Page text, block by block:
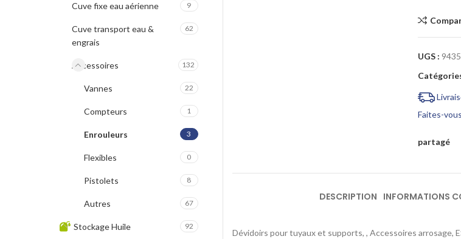
UGS :
Faites-
partagé
DESCRIPTION INFORMATIONS
Dévidoirs pour tuyaux et supports, , Accessoires arrosage,
Cuve fixe eau aérienne 9
Cuve transport eau &
engrais
62
Accessoires 132
Vannes 22
Compteurs 1
Enrouleurs 3
Flexibles 0
Pistolets 8
Autres 67
Stockage Huile 92